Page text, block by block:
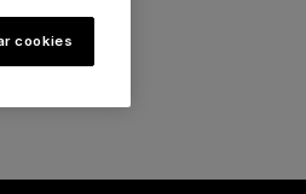
cookies